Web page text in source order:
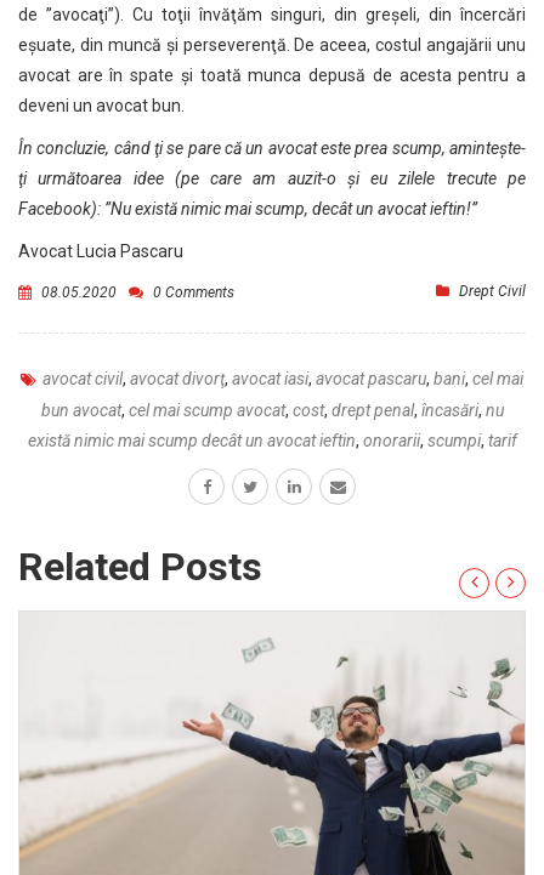
de ”avocaţi”). Cu toţii învăţăm singuri, din greşeli, din încercări
eşuate, din muncă şi perseverenţă. De aceea, costul angajării unu
avocat are în spate şi toată munca depusă de acesta pentru a
deveni un avocat bun.
În concluzie, când ţi se pare că un avocat este prea scump, aminteşte-
ţi următoarea idee (pe care am auzit-o şi eu zilele trecute pe
Facebook): ”Nu există nimic mai scump, decât un avocat ieftin!”
Avocat Lucia Pascaru
08.05.2020 Drept Civil
0 Comments
avocat civil, avocat divorţ, avocat iasi, avocat pascaru, bani, cel mai
bun avocat, cel mai scump avocat, cost, drept penal, încasări, nu
există nimic mai scump decât un avocat ieftin, onorarii, scumpi, tarif
Related Posts